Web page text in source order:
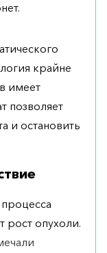
крайне
имеет
позволяет
и остановить
рост опухоли.